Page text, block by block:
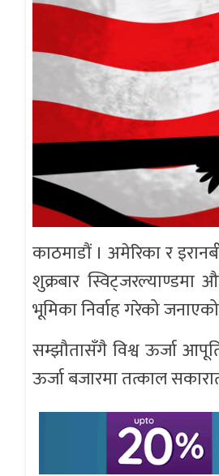
काठमाडौं । अमेरिका र
शुक्रबार स्विट्जरल्याण्डमा
भूमिका निर्वाह गरेको
सम्झौतासँगै विश्व ऊर्जा
ऊर्जा बजारमा तत्काल